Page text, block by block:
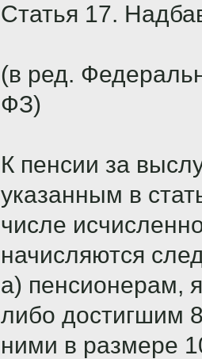
Статья 17.
(в ред.
ФЗ)
К пенсии за
указанным в
числе
начисляются
а) пенсионерам,
либо достигшим
ними в размере